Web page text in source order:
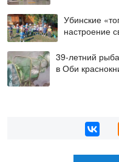
Убинские
настроение
39-летний
в Оби